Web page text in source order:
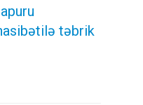
təbrik